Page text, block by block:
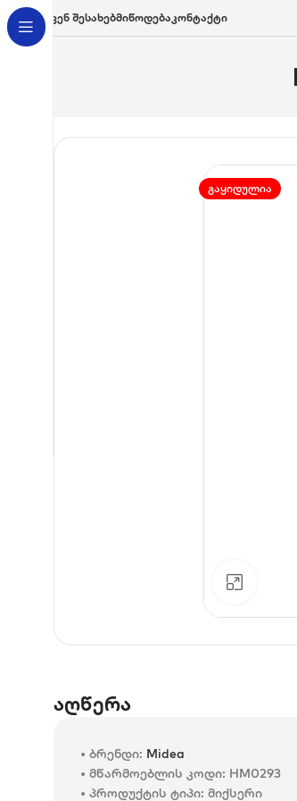
Ჩვენ ᲨესახებᲛიწოდებაᲙონტაქტი
ᲒᲐᲧᲘᲓᲣᲚᲘᲐ
აღწერა
• ბრენდი: Midea
• მწარმოებლის კოდი: HM0293
• პროდუქტის ტიპი: მიქსერი